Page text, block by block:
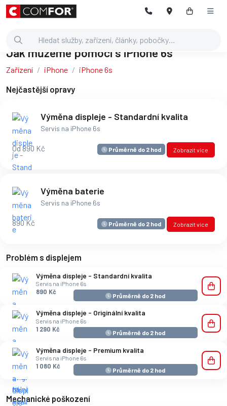
Jak můžeme pomoci s iPhone 6s
Zařízení iPhone iPhone 6s
Nejčastější opravy
Výměna displeje - Standardní kvalita
Servis na iPhone 6s
Od 890 Kč Průměrně do 2 hod Zobrazit více
Výměna baterie
Servis na iPhone 6s
890 Kč Průměrně do 2 hod Zobrazit více
Problém s displejem
Výměna displeje - Standardní kvalita
Servis na iPhone 6s
890 Kč
Průměrně do 2 hod
Výměna displeje - Originální kvalita
Servis na iPhone 6s
1 290 Kč
Průměrně do 2 hod
Výměna displeje - Premium kvalita
Servis na iPhone 6s
1 080 Kč
Průměrně do 2 hod
Mechanické poškození